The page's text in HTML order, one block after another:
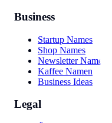
Business
Startup Names
Shop Names
Newsletter Names
Kaffee Namen
Business Ideas
Legal